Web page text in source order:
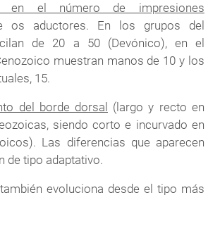
en el número de impresiones
os aductores. En los grupos del
de 20 a 50 (Devónico), en el
muestran manos de 10 y los
15.
del borde dorsal
(largo y recto en
siendo corto e incurvado en
Las diferencias que aparecen
de tipo adaptativo.
también evoluciona desde el tipo más